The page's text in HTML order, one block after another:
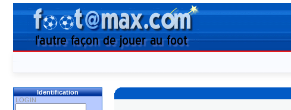
Identification
LOGIN